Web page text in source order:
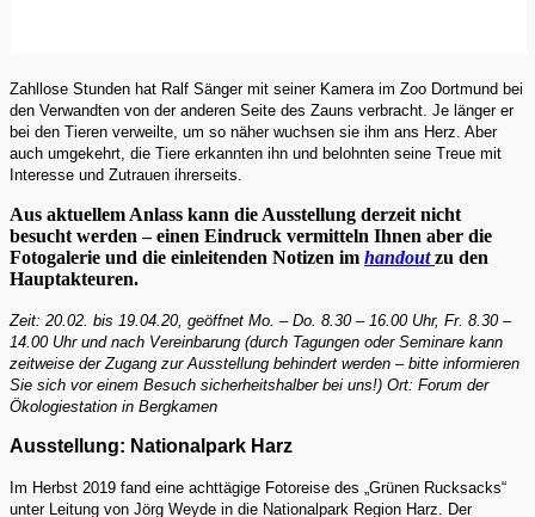
Zahllose Stunden hat Ralf Sänger mit seiner Kamera im Zoo Dortmund bei
den Verwandten von der anderen Seite des Zauns verbracht. Je länger er
bei den Tieren verweilte, um so näher wuchsen sie ihm ans Herz. Aber
auch umgekehrt, die Tiere erkannten ihn und belohnten seine Treue mit
Interesse und Zutrauen ihrerseits.
Aus aktuellem Anlass kann die Ausstellung derzeit nicht
besucht werden – einen Eindruck vermitteln Ihnen aber die
Fotogalerie und die einleitenden Notizen im handout zu den
Hauptakteuren.
Zeit: 20.02. bis 19.04.20, geöffnet Mo. – Do. 8.30 – 16.00 Uhr, Fr. 8.30 –
14.00 Uhr und nach Vereinbarung (durch Tagungen oder Seminare kann
zeitweise der Zugang zur Ausstellung behindert werden – bitte informieren
Sie sich vor einem Besuch sicherheitshalber bei uns!) Ort: Forum der
Ökologiestation in Bergkamen
Ausstellung: Nationalpark Harz
Im Herbst 2019 fand eine achttägige Fotoreise des „Grünen Rucksacks“
unter Leitung von Jörg Weyde in die Nationalpark Region Harz. Der